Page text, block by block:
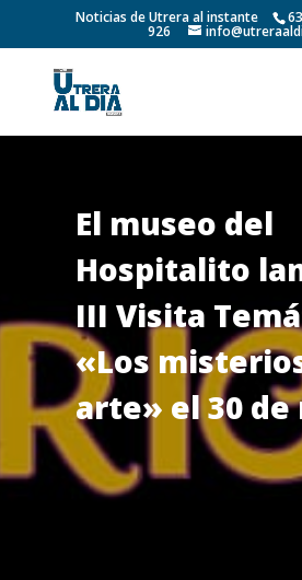
Noticias de Utrera al instante
926
El museo del
Hospitalito
III Visita
«Los
arte» el 30 de